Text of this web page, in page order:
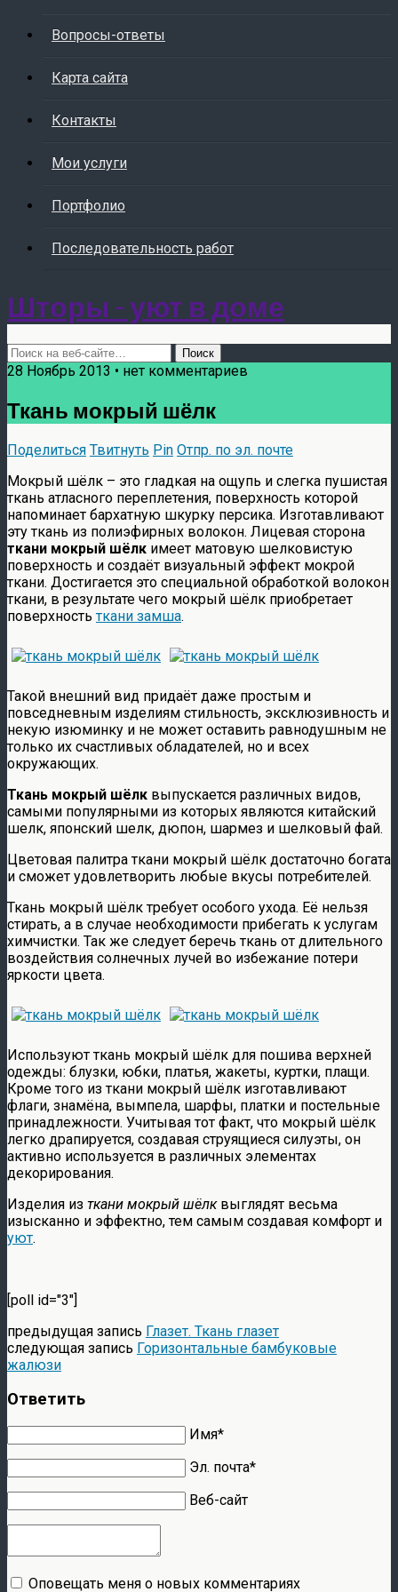
Вопросы-ответы
Карта сайта
Контакты
Мои услуги
Портфолио
Последовательность работ
Шторы - уют в доме
28 Ноябрь 2013 • нет комментариев
Ткань мокрый шёлк
Поделиться Твитнуть Pin Отпр. по эл. почте
Мокрый шёлк – это гладкая на ощупь и слегка пушистая
ткань атласного переплетения, поверхность которой
напоминает бархатную шкурку персика. Изготавливают
эту ткань из полиэфирных волокон. Лицевая сторона
ткани мокрый шёлк имеет матовую шелковистую
поверхность и создаёт визуальный эффект мокрой
ткани. Достигается это специальной обработкой волокон
ткани, в результате чего мокрый шёлк приобретает
поверхностьткани замша.
Такой внешний вид придаёт даже простым и
повседневным изделиям стильность, эксклюзивность и
некую изюминку и не может оставить равнодушным не
только их счастливых обладателей, но и всех
окружающих.
Ткань мокрый шёлк выпускается различных видов,
самыми популярными из которых являются китайский
шелк, японский шелк, дюпон, шармез и шелковый фай.
Цветовая палитра ткани мокрый шёлк достаточно богата
и сможет удовлетворить любые вкусы потребителей.
Ткань мокрый шёлк требует особого ухода. Её нельзя
стирать, а в случае необходимости прибегать к услугам
химчистки. Так же следует беречь ткань от длительного
воздействия солнечных лучей во избежание потери
яркости цвета.
Используют ткань мокрый шёлк для пошива верхней
одежды: блузки, юбки, платья, жакеты, куртки, плащи.
Кроме того из ткани мокрый шёлк изготавливают
флаги, знамёна, вымпела, шарфы, платки и постельные
принадлежности. Учитывая тот факт, что мокрый шёлк
легко драпируется, создавая струящиеся силуэты, он
активно используется в различных элементах
декорирования.
Изделия из ткани мокрый шёлквыглядят весьма
изысканно и эффектно, тем самым создавая комфорт и
уют.
[poll id="3"]
предыдущая запись Глазет. Ткань глазет
следующая запись Горизонтальные бамбуковые
жалюзи
Ответить
Имя*
Эл. почта*
Веб-сайт
Оповещать меня о новых комментариях